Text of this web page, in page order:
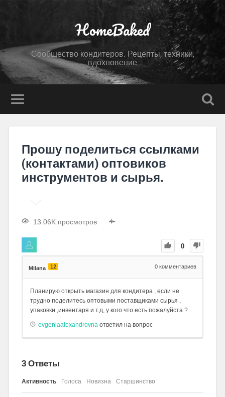
HomeBaked
Сообщество кондитеров. Рецепты, техники,
вдохновение
Прошу поделиться ссылками
(контактами) оптовиков
инструментов и сырья.
13.06K просмотров
0
Milana 12 0 комментариев
Планирую открыть магазин для кондитера , если не
трудно поделитесь оптовыми поставщиками сырья ,
упаковки ,инвентаря и т.д, у кого что есть пожалуйста ?
evgeniaalexandrovnaответил на вопрос
3Ответы
Активность Голоса Новизна Старшинство